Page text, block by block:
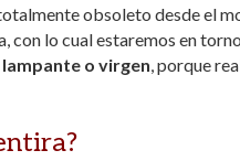
obsoleto desde el
con lo cual estaremos en
o virgen , porque